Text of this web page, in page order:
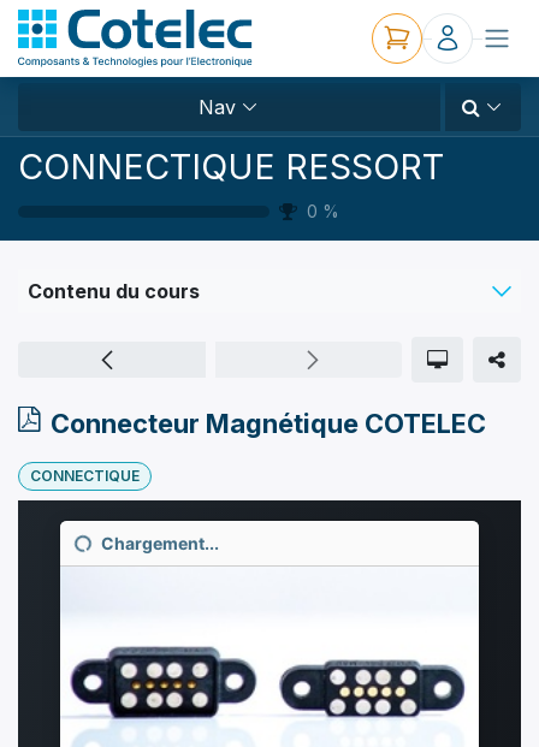
Nav
CONNECTIQUE RESSORT
0 %
Contenu du cours
Connecteur Magnétique COTELEC
CONNECTIQUE